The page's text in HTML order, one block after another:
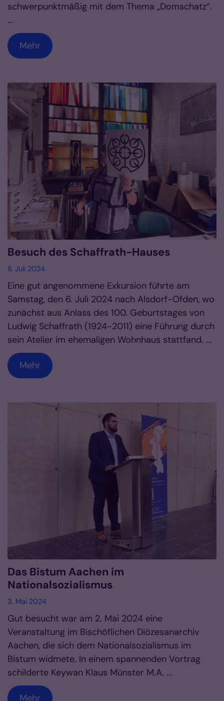
schwerpunktmäßig mit dem Thema „Domschatz“.
...
Mehr
Besuch des Schaffrath-Hauses
6. Juli 2024
Eine gut angenommene Exkursion führte am
Samstag, den 6. Juli 2024 nach Alsdorf-Ofden, wo
zunächst aus Anlass des 100. Geburtstages von
Ludwig Schaffrath (1924-2011) eine Führung durch
sein Atelier im ehemaligen Wohnhaus stattfand. ...
Mehr
Das Bistum Aachen im
Nationalsozialismus
3. Mai 2024
Gut besucht war am 2. Mai 2024 eine
Veranstaltung im Bischöflichen Diözesanarchiv
Aachen, die sich dem Nationalsozialismus im
Bistum widmete. In einem spannenden Vortrag
schilderte Keywan Klaus Münster M.A. ...
Mehr